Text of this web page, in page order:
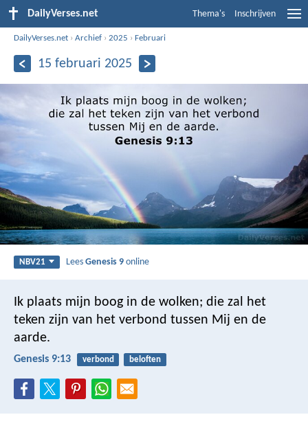
DailyVerses.net Thema's Inschrijven
DailyVerses.net ›Archief ›2025 ›Februari
15 februari 2025
NBV21 LeesGenesis 9 online
Ik plaats mijn boog in de wolken; die zal het
teken zijn van het verbond tussen Mij en de
aarde.
Genesis 9:13 verbond beloften